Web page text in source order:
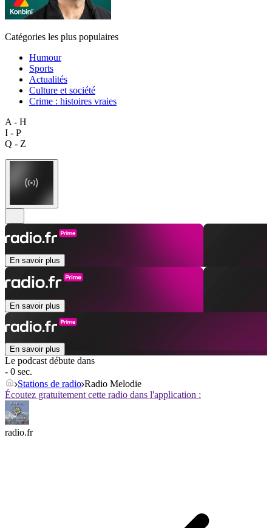
Catégories les plus populaires
Humour
Sports
Actualités
Culture et société
Crime : histoires vraies
A - H
I - P
Q - Z
En savoir plus
En savoir plus
En savoir plus
Le podcast débute dans
- 0 sec.
Stations de radio Radio Melodie
Écoutez gratuitement cette radio dans l'application :
radio.fr